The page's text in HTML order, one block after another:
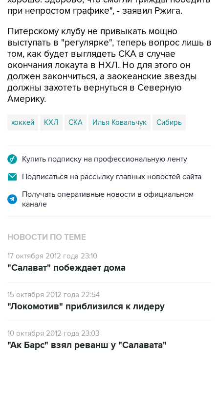
при непростом графике", - заявил Ржига.
Питерскому клубу не привыкать мощно
выступать в "регулярке", теперь вопрос лишь в
том, как будет выглядеть СКА в случае
окончания локаута в НХЛ. Но для этого он
должен закончиться, а заокеанские звезды
должны захотеть вернуться в Северную
Америку.
хоккей КХЛ СКА Илья Ковальчук Сибирь
Купить подписку на профессиональную ленту
Подписаться на рассылку главных новостей сайта
Получать оперативные новости в официальном
канале
НОВОСТИ ПО ТЕМЕ
17 октября 2012 года 23:10
"Салават" побеждает дома
15 октября 2012 года 22:54
"Локомотив" приблизился к лидеру
10 октября 2012 года 23:03
"Ак Барс" взял реванш у "Салавата"